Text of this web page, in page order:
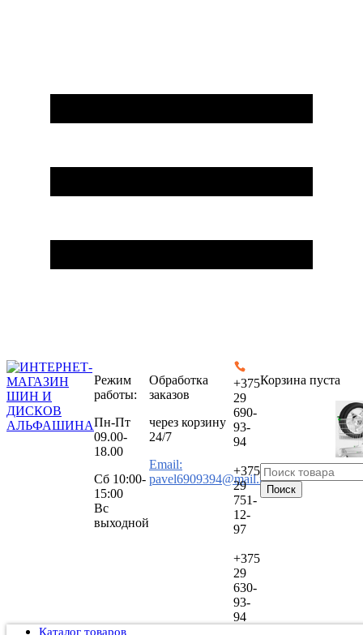
Режим
работы:
Пн-Пт
09.00-
18.00
Сб 10:00-
15:00
Вс
выходной
Обработка
заказов
через корзину
24/7
Email:
pavel6909394@mail.ru
+375
29
690-
93-
94
+375
29
751-
12-
97
+375
29
630-
93-
94
Корзина пуста
Поиск
Каталог товаров